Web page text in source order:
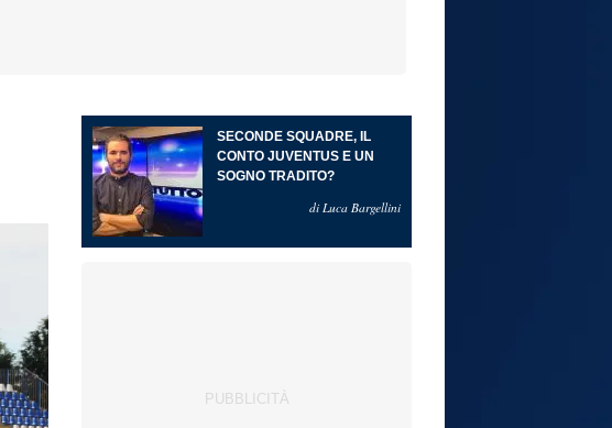
SECONDE SQUADRE, IL
CONTO JUVENTUS E UN
SOGNO TRADITO?
di Luca Bargellini